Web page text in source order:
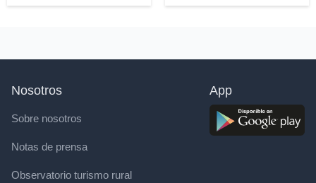
Nosotros
Sobre nosotros
Notas de prensa
Observatorio turismo rural
App